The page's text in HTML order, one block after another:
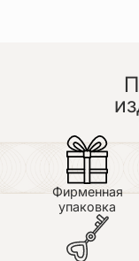
Фирменная
упаковка